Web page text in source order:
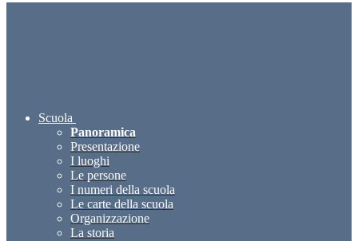
Scuola
Panoramica
Presentazione
I luoghi
Le persone
I numeri della scuola
Le carte della scuola
Organizzazione
La storia